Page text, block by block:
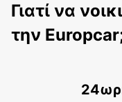
KANSAI
IZUMISANO -
Γιατί να
την